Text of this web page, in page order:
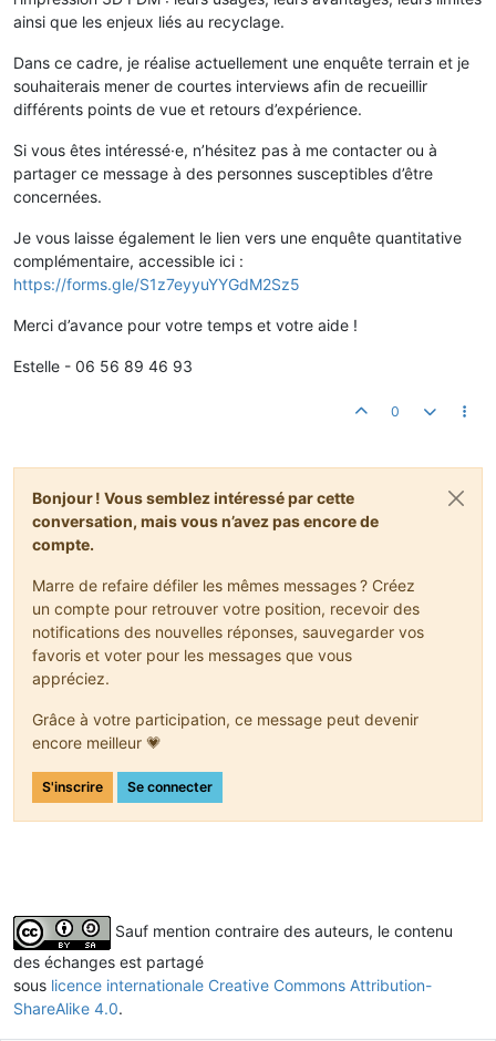
ainsi que les enjeux liés au recyclage.
Dans ce cadre, je réalise actuellement une enquête terrain et je
souhaiterais mener de courtes interviews afin de recueillir
différents points de vue et retours d’expérience.
Si vous êtes intéressé·e, n’hésitez pas à me contacter ou à
partager ce message à des personnes susceptibles d’être
concernées.
Je vous laisse également le lien vers une enquête quantitative
complémentaire, accessible ici :
https://forms.gle/S1z7eyyuYYGdM2Sz5
Merci d’avance pour votre temps et votre aide !
Estelle - 06 56 89 46 93
0
Bonjour ! Vous semblez intéressé par cette
conversation, mais vous n’avez pas encore de
compte.
Marre de refaire défiler les mêmes messages ? Créez
un compte pour retrouver votre position, recevoir des
notifications des nouvelles réponses, sauvegarder vos
favoris et voter pour les messages que vous
appréciez.
Grâce à votre participation, ce message peut devenir
encore meilleur 💗
S'inscrire Se connecter
Sauf mention contraire des auteurs, le contenu
des échanges est partagé
sous licence internationale Creative Commons Attribution-
ShareAlike 4.0.